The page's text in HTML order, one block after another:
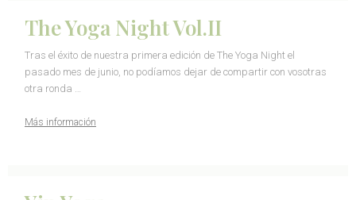
The Yoga Night Vol.II
Tras el éxito de nuestra primera edición de The Yoga Night el
pasado mes de junio, no podíamos dejar de compartir con vosotras
otra ronda …
Más información